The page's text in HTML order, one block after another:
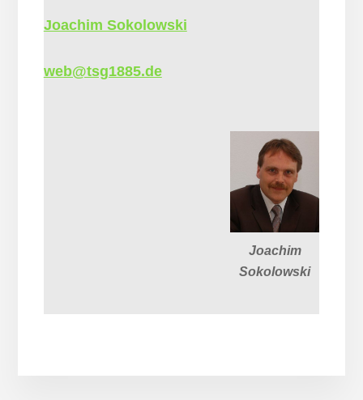
Joachim Sokolowski
web@tsg1885.de
Joachim
Sokolowski